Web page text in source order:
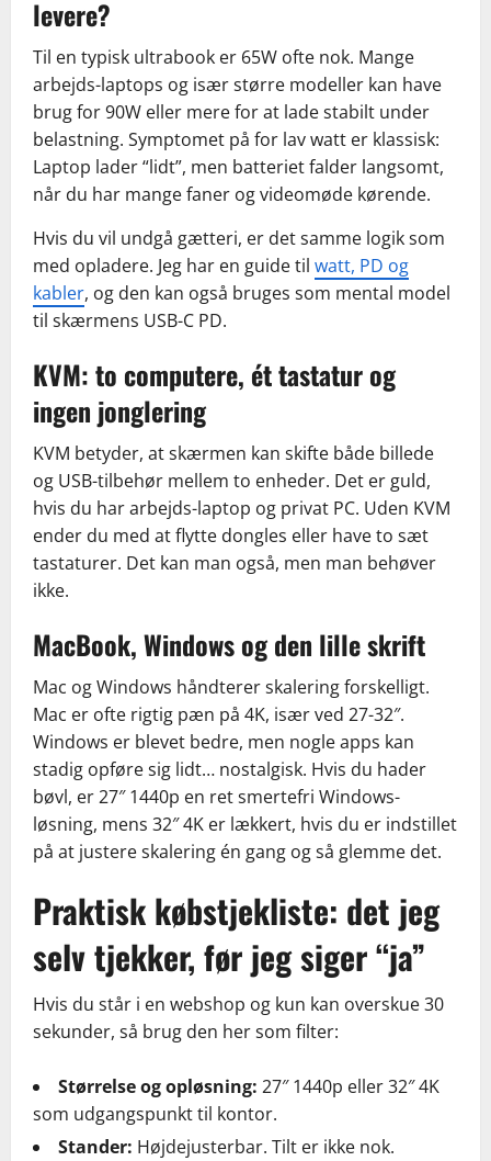
levere?
Til en typisk ultrabook er 65W ofte nok. Mange
arbejds-laptops og især større modeller kan have
brug for 90W eller mere for at lade stabilt under
belastning. Symptomet på for lav watt er klassisk:
Laptop lader “lidt”, men batteriet falder langsomt,
når du har mange faner og videomøde kørende.
Hvis du vil undgå gætteri, er det samme logik som
med opladere. Jeg har en guide til watt, PD og
kabler, og den kan også bruges som mental model
til skærmens USB-C PD.
KVM: to computere, ét tastatur og
ingen jonglering
KVM betyder, at skærmen kan skifte både billede
og USB-tilbehør mellem to enheder. Det er guld,
hvis du har arbejds-laptop og privat PC. Uden KVM
ender du med at flytte dongles eller have to sæt
tastaturer. Det kan man også, men man behøver
ikke.
MacBook, Windows og den lille skrift
Mac og Windows håndterer skalering forskelligt.
Mac er ofte rigtig pæn på 4K, især ved 27-32″.
Windows er blevet bedre, men nogle apps kan
stadig opføre sig lidt… nostalgisk. Hvis du hader
bøvl, er 27″ 1440p en ret smertefri Windows-
løsning, mens 32″ 4K er lækkert, hvis du er indstillet
på at justere skalering én gang og så glemme det.
Praktisk købstjekliste: det jeg
selv tjekker, før jeg siger “ja”
Hvis du står i en webshop og kun kan overskue 30
sekunder, så brug den her som filter:
Størrelse og opløsning: 27″ 1440p eller 32″ 4K
som udgangspunkt til kontor.
Stander: Højdejusterbar. Tilt er ikke nok.